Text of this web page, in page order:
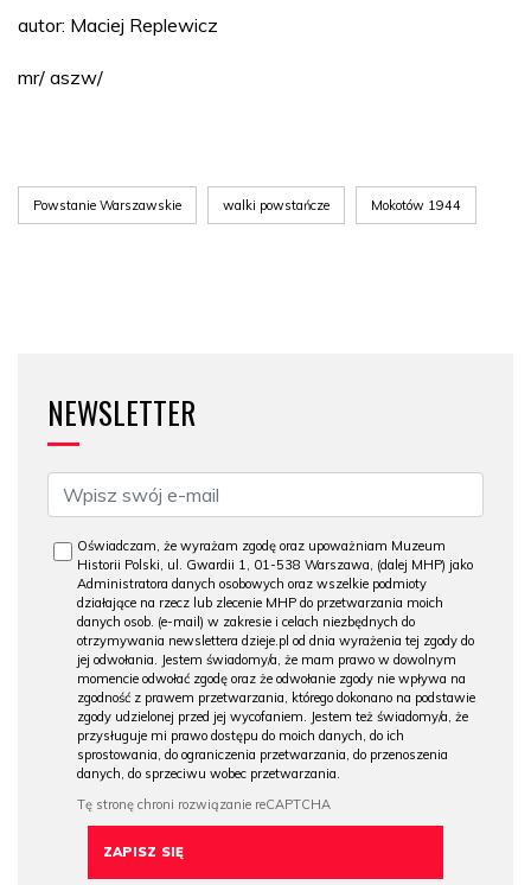
autor: Maciej Replewicz
mr/ aszw/
Powstanie Warszawskie walki powstańcze Mokotów 1944
NEWSLETTER
Oświadczam, że wyrażam zgodę oraz upoważniam Muzeum
Historii Polski, ul. Gwardii 1, 01-538 Warszawa, (dalej MHP) jako
Administratora danych osobowych oraz wszelkie podmioty
działające na rzecz lub zlecenie MHP do przetwarzania moich
danych osob. (e-mail) w zakresie i celach niezbędnych do
otrzymywania newslettera dzieje.pl od dnia wyrażenia tej zgody do
jej odwołania. Jestem świadomy/a, że mam prawo w dowolnym
momencie odwołać zgodę oraz że odwołanie zgody nie wpływa na
zgodność z prawem przetwarzania, którego dokonano na podstawie
zgody udzielonej przed jej wycofaniem. Jestem też świadomy/a, że
przysługuje mi prawo dostępu do moich danych, do ich
sprostowania, do ograniczenia przetwarzania, do przenoszenia
danych, do sprzeciwu wobec przetwarzania.